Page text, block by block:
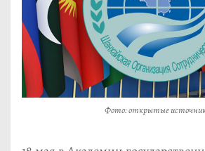
Фото: открытые